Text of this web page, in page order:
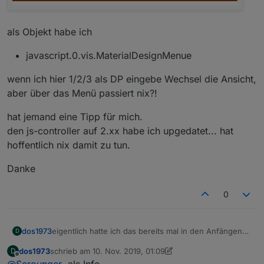
als Objekt habe ich
javascript.0.vis.MaterialDesignMenue
wenn ich hier 1/2/3 als DP eingebe Wechsel die Ansicht,
aber über das Menü passiert nix?!
hat jemand eine Tipp für mich.
den js-controller auf 2.xx habe ich upgedatet... hat
hoffentlich nix damit zu tun.
Danke
0
D dos1973eigentlich hatte ich das bereits mal in den Anfängen
aber irgendwas mach ich jetzt grundlegend falsch,
Wenn ich hier drücke passiert nichts.
D
Offline
dos1973schrieb am 10. Nov. 2019, 01:09
zuletzt editiert von dos1973 11. Okt. 2019, 02:18